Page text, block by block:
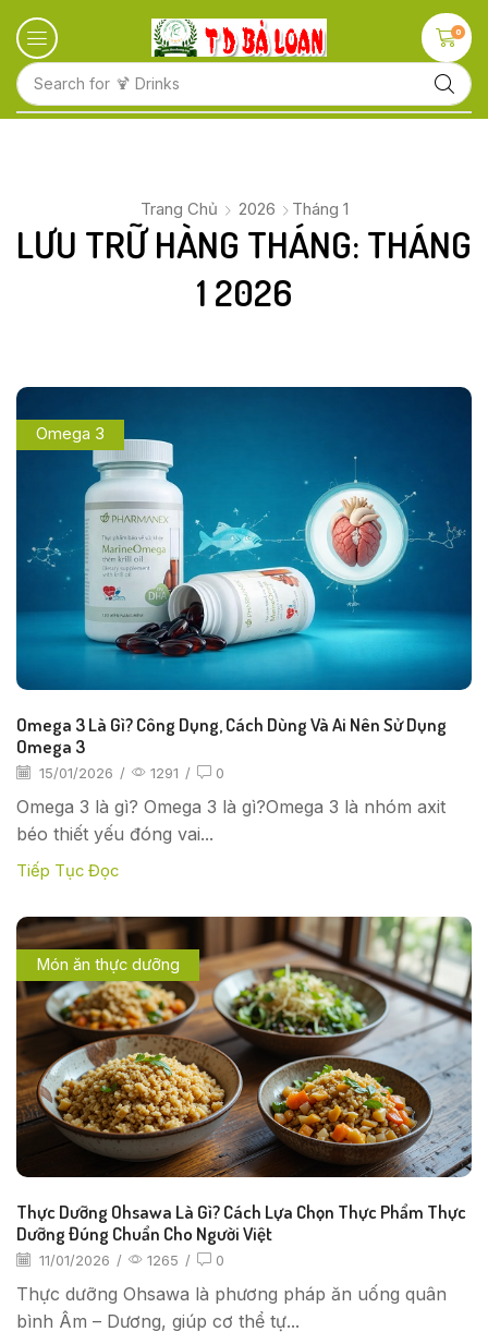
Search for 🍋 Fruits
0
Trang Chủ 2026 Tháng 1
LƯU TRỮ HÀNG THÁNG: THÁNG
1 2026
Omega 3
Omega 3 Là Gì? Công Dụng, Cách Dùng Và Ai Nên Sử Dụng
Omega 3
15/01/2026 / 1291 / 0
Omega 3 là gì? Omega 3 là gì?Omega 3 là nhóm axit
béo thiết yếu đóng vai...
Tiếp Tục Đọc
Món ăn thực dưỡng
Thực Dưỡng Ohsawa Là Gì? Cách Lựa Chọn Thực Phẩm Thực
Dưỡng Đúng Chuẩn Cho Người Việt
11/01/2026 / 1265 / 0
Thực dưỡng Ohsawa là phương pháp ăn uống quân
bình Âm – Dương, giúp cơ thể tự...